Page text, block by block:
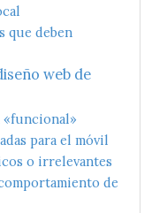
que deben
web de
para el móvil
o irrelevantes
de